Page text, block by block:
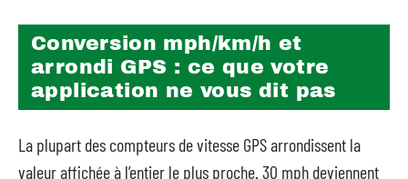
Conversion mph/km/h et
arrondi GPS : ce que votre
application ne vous dit pas
La plupart des compteurs de vitesse GPS arrondissent la
valeur affichée à l’entier le plus proche. 30 mph deviennent